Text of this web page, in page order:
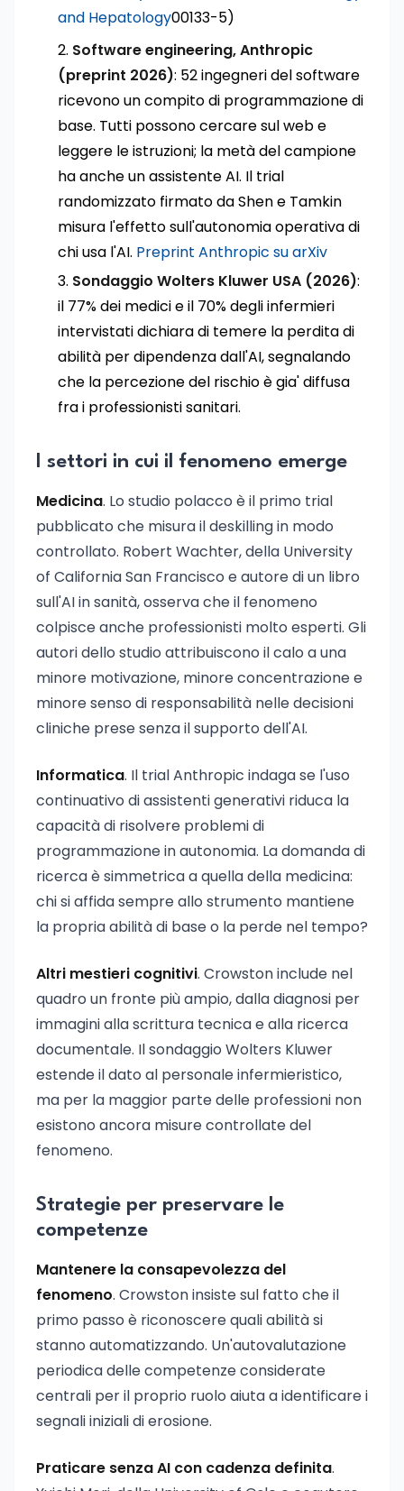
and Hepatology00133-5)
Software engineering, Anthropic
(preprint 2026): 52 ingegneri del software
ricevono un compito di programmazione di
base. Tutti possono cercare sul web e
leggere le istruzioni; la metà del campione
ha anche un assistente AI. Il trial
randomizzato firmato da Shen e Tamkin
misura l'effetto sull'autonomia operativa di
chi usa l'AI. Preprint Anthropic su arXiv
Sondaggio Wolters Kluwer USA (2026):
il 77% dei medici e il 70% degli infermieri
intervistati dichiara di temere la perdita di
abilità per dipendenza dall'AI, segnalando
che la percezione del rischio è gia' diffusa
fra i professionisti sanitari.
I settori in cui il fenomeno emerge
Medicina. Lo studio polacco è il primo trial
pubblicato che misura il deskilling in modo
controllato. Robert Wachter, della University
of California San Francisco e autore di un libro
sull'AI in sanità, osserva che il fenomeno
colpisce anche professionisti molto esperti. Gli
autori dello studio attribuiscono il calo a una
minore motivazione, minore concentrazione e
minore senso di responsabilità nelle decisioni
cliniche prese senza il supporto dell'AI.
Informatica. Il trial Anthropic indaga se l'uso
continuativo di assistenti generativi riduca la
capacità di risolvere problemi di
programmazione in autonomia. La domanda di
ricerca è simmetrica a quella della medicina:
chi si affida sempre allo strumento mantiene
la propria abilità di base o la perde nel tempo?
Altri mestieri cognitivi. Crowston include nel
quadro un fronte più ampio, dalla diagnosi per
immagini alla scrittura tecnica e alla ricerca
documentale. Il sondaggio Wolters Kluwer
estende il dato al personale infermieristico,
ma per la maggior parte delle professioni non
esistono ancora misure controllate del
fenomeno.
Strategie per preservare le
competenze
Mantenere la consapevolezza del
fenomeno. Crowston insiste sul fatto che il
primo passo è riconoscere quali abilità si
stanno automatizzando. Un'autovalutazione
periodica delle competenze considerate
centrali per il proprio ruolo aiuta a identificare i
segnali iniziali di erosione.
Praticare senza AI con cadenza definita.